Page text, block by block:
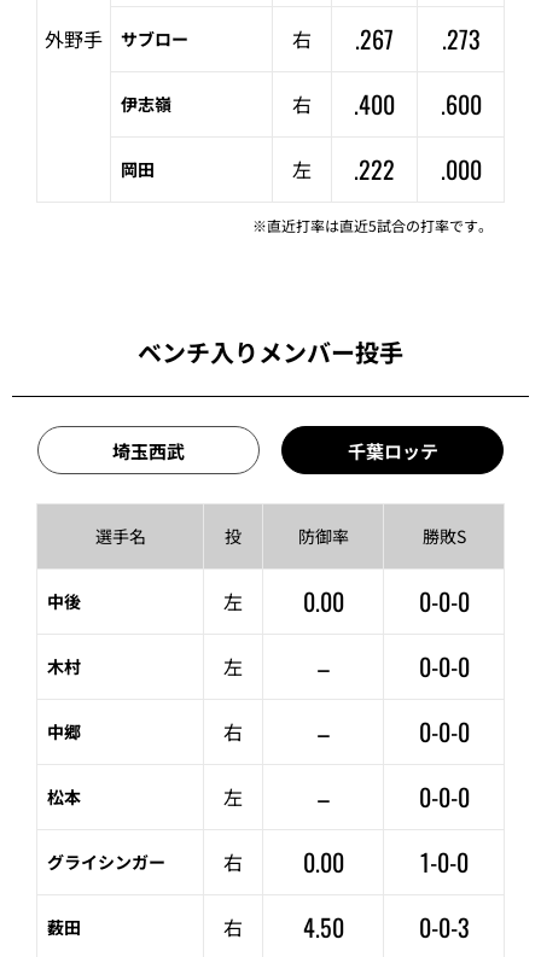
外野手 サブロー 右 .267 .273
伊志嶺 右 .400 .600
岡田 左 .222 .000
※直近打率は直近5試合の打率です。
ベンチ入りメンバー投手
埼玉西武 千葉ロッテ
選手名 投 防御率 勝敗S
中後 左 0.00 0-0-0
木村 左 – 0-0-0
中郷 右 – 0-0-0
松本 左 – 0-0-0
グライシンガー 右 0.00 1-0-0
薮田 右 4.50 0-0-3